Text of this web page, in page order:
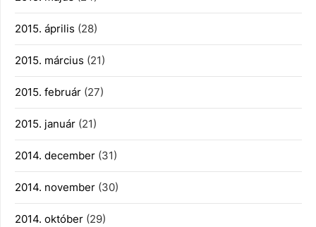
2015. április (28)
2015. március (21)
2015. február (27)
2015. január (21)
2014. december (31)
2014. november (30)
2014. október (29)